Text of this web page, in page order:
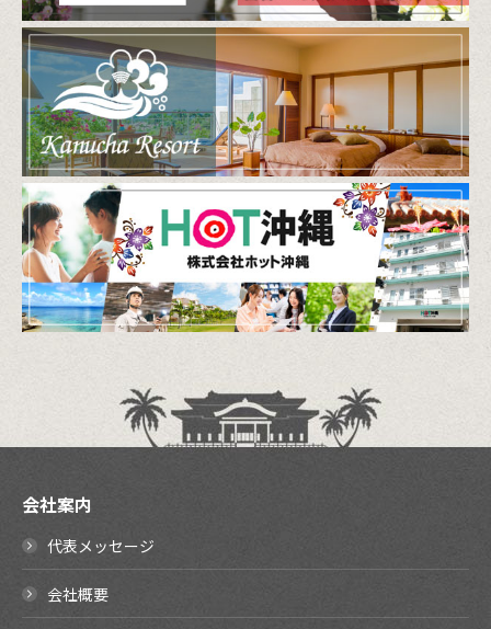
会社案内
代表メッセージ
会社概要